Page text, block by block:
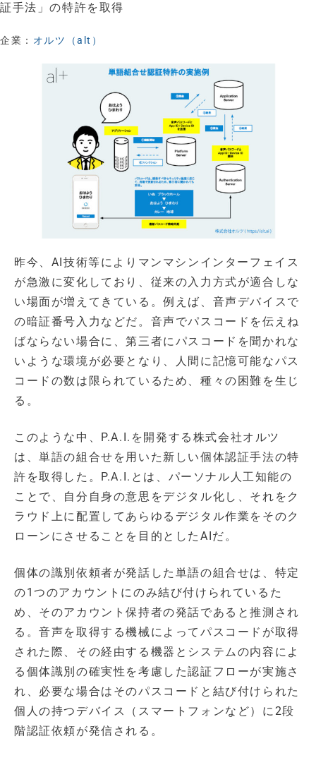
証手法」の特許を取得
企業： オルツ（alt）
昨今、AI技術等によりマンマシンインターフェイス
が急激に変化しており、従来の入力方式が適合しな
い場面が増えてきている。例えば、音声デバイスで
の暗証番号入力などだ。音声でパスコードを伝えね
ばならない場合に、第三者にパスコードを聞かれな
いような環境が必要となり、人間に記憶可能なパス
コードの数は限られているため、種々の困難を生じ
る。
このような中、P.A.I.を開発する株式会社オルツ
は、単語の組合せを用いた新しい個体認証手法の特
許を取得した。P.A.I.とは、パーソナル人工知能の
ことで、自分自身の意思をデジタル化し、それをク
ラウド上に配置してあらゆるデジタル作業をそのク
ローンにさせることを目的としたAIだ。
個体の識別依頼者が発話した単語の組合せは、特定
の1つのアカウントにのみ結び付けられているた
め、そのアカウント保持者の発話であると推測され
る。音声を取得する機械によってパスコードが取得
された際、その経由する機器とシステムの内容によ
る個体識別の確実性を考慮した認証フローが実施さ
れ、必要な場合はそのパスコードと結び付けられた
個人の持つデバイス（スマートフォンなど）に2段
階認証依頼が発信される。